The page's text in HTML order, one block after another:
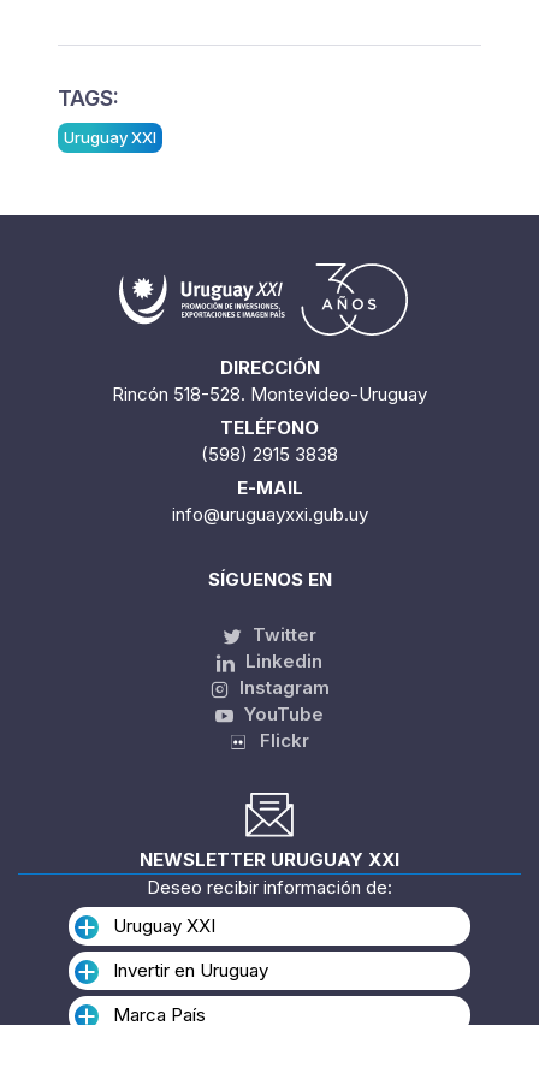
TAGS:
Uruguay XXI
DIRECCIÓN
Rincón 518-528. Montevideo-Uruguay
TELÉFONO
(598) 2915 3838
E-MAIL
info@uruguayxxi.gub.uy
SÍGUENOS EN
Twitter
Linkedin
Instagram
YouTube
Flickr
NEWSLETTER URUGUAY XXI
Deseo recibir información de:
Uruguay XXI
Invertir en Uruguay
Marca País